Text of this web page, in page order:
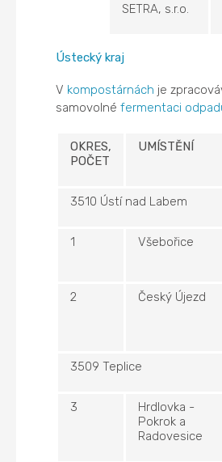
SETRA, s.r.o.
Ústecký kraj
V kompostárnách je
samovolnéfermentaci
OKRES,
POČET
UMÍSTĚNÍ
3510 Ústí nad Labem
1 Všebořice
2 Český Újezd
3509 Teplice
3
Hrdlovka -
Pokrok a
Radovesice